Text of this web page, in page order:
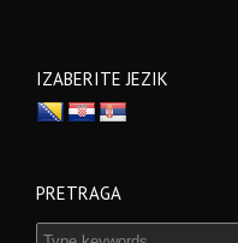
IZABERITE JEZIK
PRETRAGA